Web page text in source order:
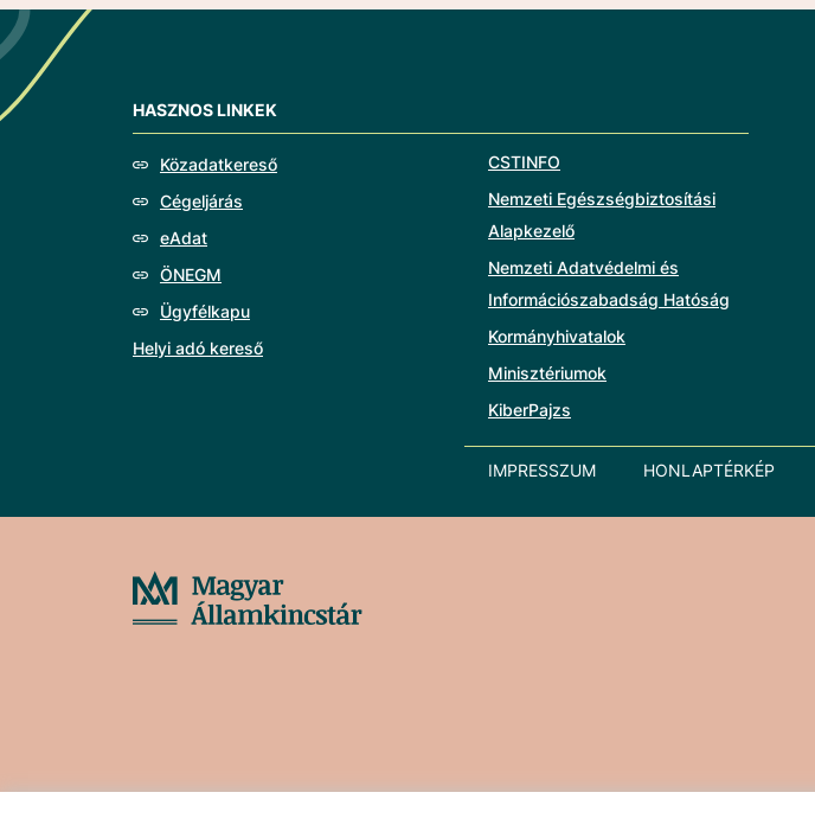
HASZNOS LINKEK
Közadatkereső
Cégeljárás
eAdat
ÖNEGM
Ügyfélkapu
Helyi adó kereső
CSTINFO
Nemzeti Egészségbiztosítási
Alapkezelő
Nemzeti Adatvédelmi és
Információszabadság Hatóság
Kormányhivatalok
Minisztériumok
KiberPajzs
IMPRESSZUM HONLAPTÉRKÉP